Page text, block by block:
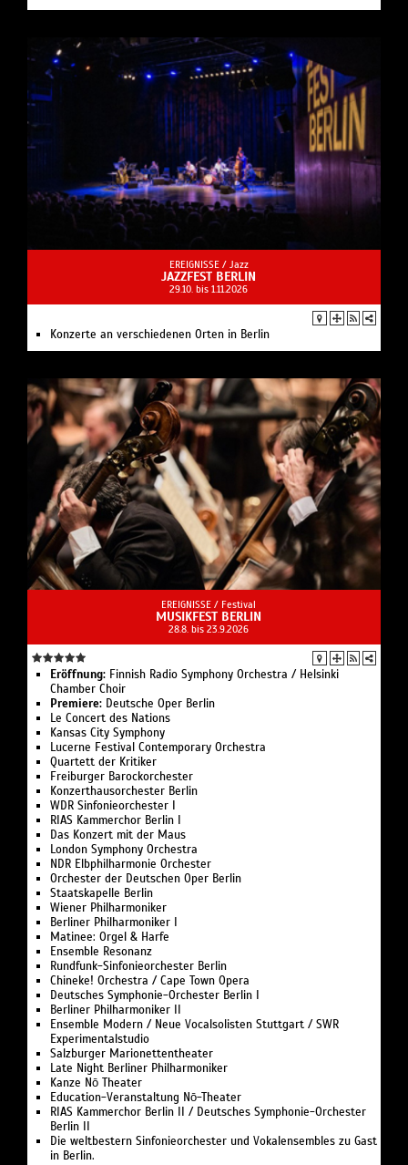
EREIGNISSE / Jazz
JAZZFEST BERLIN
29.10. bis 1.11.2026
Konzerte an verschiedenen Orten in Berlin
EREIGNISSE / Festival
MUSIKFEST BERLIN
28.8. bis 23.9.2026
Eröffnung: Finnish Radio Symphony Orchestra / Helsinki
Chamber Choir
Premiere: Deutsche Oper Berlin
Le Concert des Nations
Kansas City Symphony
Lucerne Festival Contemporary Orchestra
Quartett der Kritiker
Freiburger Barockorchester
Konzerthausorchester Berlin
WDR Sinfonieorchester I
RIAS Kammerchor Berlin I
Das Konzert mit der Maus
London Symphony Orchestra
NDR Elbphilharmonie Orchester
Orchester der Deutschen Oper Berlin
Staatskapelle Berlin
Wiener Philharmoniker
Berliner Philharmoniker I
Matinee: Orgel & Harfe
Ensemble Resonanz
Rundfunk-Sinfonieorchester Berlin
Chineke! Orchestra / Cape Town Opera
Deutsches Symphonie-Orchester Berlin I
Berliner Philharmoniker II
Ensemble Modern / Neue Vocalsolisten Stuttgart / SWR
Experimentalstudio
Salzburger Marionettentheater
Late Night Berliner Philharmoniker
Kanze Nō Theater
Education-Veranstaltung Nō-Theater
RIAS Kammerchor Berlin II / Deutsches Symphonie-Orchester
Berlin II
Die weltbestern Sinfonieorchester und Vokalensembles zu Gast
in Berlin.